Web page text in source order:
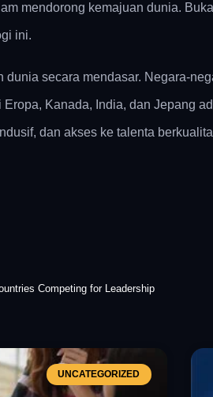
mendorong kemajuan dunia.
ini.
dunia secara mendasar. Negara-
Kanada, India, dan Jepang
dan akses ke talenta
Competing for Leadership
UNCATEGORIZED